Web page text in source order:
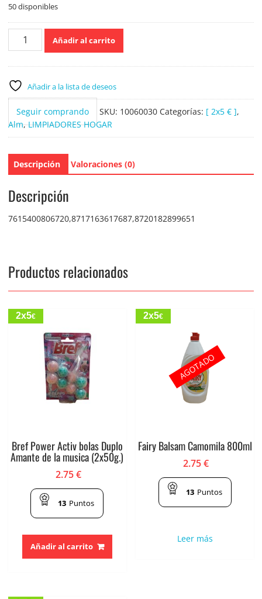
50 disponibles
Cream
cantidad
Añadir al carrito
Añadir a la lista de deseos
Seguir comprando SKU: 10060030 Categorías: [ 2x5 € ],
Alm,LIMPIADORES HOGAR
Descripción Valoraciones (0)
Descripción
7615400806720,8717163617687,8720182899651
Productos relacionados
2x5€
Bref Power Activ bolas Duplo
Amante de la musica (2x50g.)
2.75€
13 Puntos
Añadir al carrito
2x5€
Fairy Balsam Camomila 800ml
2.75€
13 Puntos
Leer más
AGOTADO